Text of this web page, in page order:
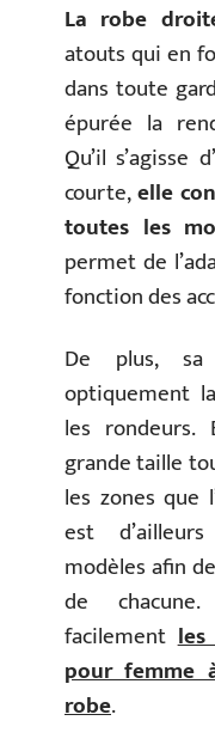
La robe
atouts qui en
dans toute
épurée la
Qu’il
courte,elle
toutes les
permet de
fonction des
De plus, sa
optiquement
les
grande taille
les zones que
est
modèles afin
de
facilement
pour femme
robe.